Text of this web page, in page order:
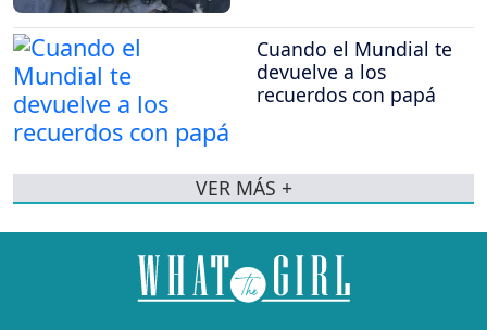
Cuando el Mundial te
devuelve a los
recuerdos con papá
VER MÁS +